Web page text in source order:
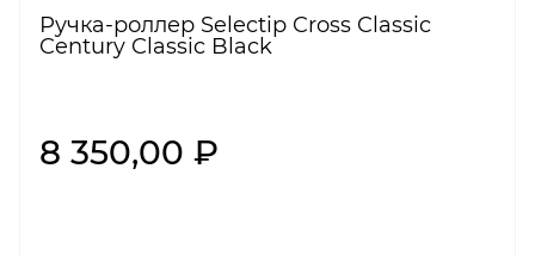
Ручка-роллер Selectip Cross Classic
Century Classic Black
8 350,00 ₽